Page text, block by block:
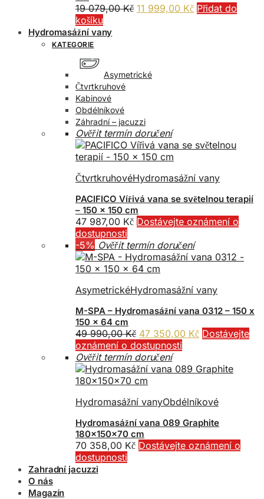
19 079,00Kč Původní
11 999,00 KčAktuální
Přidat do
košíku
Hydromasážní vany
KATEGORIE
Asymetrické
Čtvrtkruhové
Kabinové
Obdélníkové
Záhradní – jacuzzi
Ověřit termín doručení
ČtvrtkruhovéHydromasážní vany
PACIFICO Vířivá vana se světelnou terapií
– 150 x 150 cm
47 987,00 Kč Dostávejte oznámení o
dostupnosti
-5% Ověřit termín doručení
AsymetrickéHydromasážní vany
M-SPA – Hydromasážní vana 0312 – 150 x
150 x 64 cm
49 990,00Kč Původní
cena
byla:
49
990,00 Kč.
47 350,00 KčAktuální
47
Dostávejte
oznámení o dostupnosti
Ověřit termín doručení
Hydromasážní vanyObdélníkové
Hydromasážní vana 089 Graphite
180x150x70 cm
70 358,00 Kč Dostávejte oznámení o
dostupnosti
Zahradní jacuzzi
O nás
Magazín